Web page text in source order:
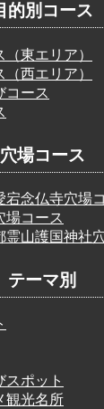
的別コース
東エリア）
西エリア）
コース
穴場コース
宕念仏寺穴場
場コース
霊山護国神社
テーマ別
スポット
観光名所